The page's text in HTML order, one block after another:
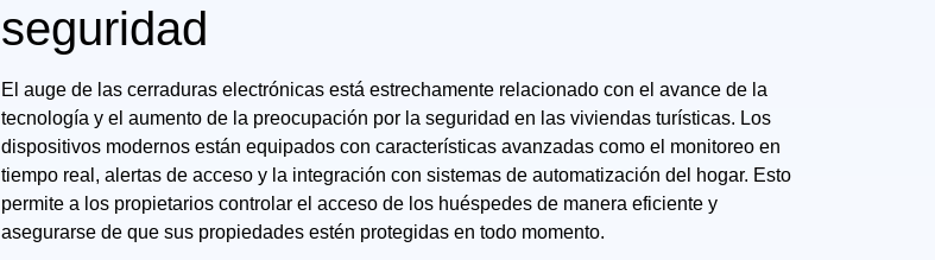
seguridad
El auge de las cerraduras electrónicas está estrechamente relacionado con el avance de la
tecnología y el aumento de la preocupación por la seguridad en las viviendas turísticas. Los
dispositivos modernos están equipados con características avanzadas como el monitoreo en
tiempo real, alertas de acceso y la integración con sistemas de automatización del hogar. Esto
permite a los propietarios controlar el acceso de los huéspedes de manera eficiente y
asegurarse de que sus propiedades estén protegidas en todo momento.